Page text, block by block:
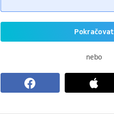
Pokračovat
nebo